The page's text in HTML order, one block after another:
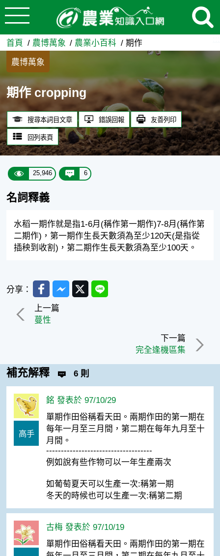
跳到主要內容
期作 - 農業知識入口網
首頁 農博萬象 農業小百科 期作
農博萬象
期作 cropping
搜尋本詞目文章 錯誤回報 友善列印
回列表頁
25,946 6
名詞釋義
水稻一期作就是指1-6月(稱作第一期作)7-8月(稱作第
二期作)，第一期作生長天數須為至少120天(是指從
插秧到收割)，第二期作生長天數須為至少100天。
分享： FacebookMessenger
TwitterLine
上一篇
蔓性
下一篇
完全逢機區集
補充解釋 6 則
高手
銘 發表於 97/10/29
單期作田俗稱看天田。兩期作田的第一期在
每年一月至三月間，第二期在每年九月至十
月間。
------------------------------------
例如說有些作物可以一年生產兩次
如葡萄夏天可以生產一次:稱第一期
冬天的時候也可以生產一次:稱第二期
古梅 發表於 97/10/19
單期作田俗稱看天田。兩期作田的第一期在